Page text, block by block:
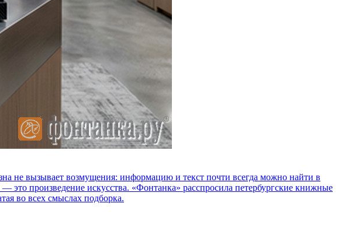
не вызывает возмущения: информацию и текст почти всегда можно найти в
произведение искусства. «Фонтанка» расспросила петербургские книжные
во всех смыслах подборка.